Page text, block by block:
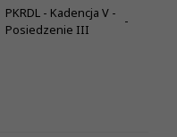
PKRDL - Kadencja V -
Posiedzenie III
-